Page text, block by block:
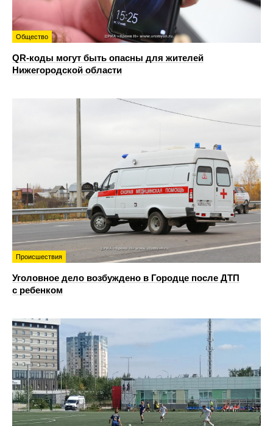
Общество
QR-коды могут быть опасны для жителей
Нижегородской области
Происшествия
Уголовное дело возбуждено в Городце после ДТП
с ребенком